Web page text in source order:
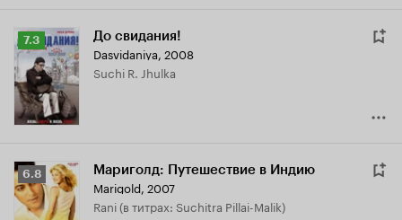
Рейтинг
Кинопоиска
7.3
7.3 До свидания!
Dasvidaniya, 2008
Suchi R. Jhulka
Рейтинг
Кинопоиска
6.8
6.8 Мариголд: Путешествие в Индию
Marigold, 2007
Rani (в титрах: Suchitra Pillai-Malik)